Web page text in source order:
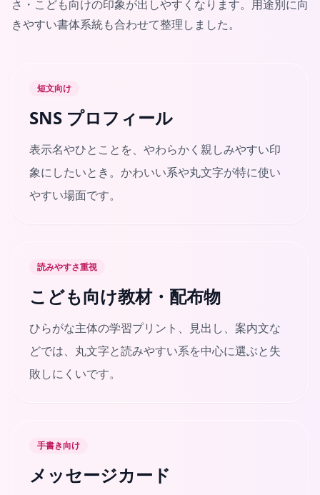
さ・こども向けの印象が出しやすくなります。用途別に向
きやすい書体系統も合わせて整理しました。
短文向け
SNS プロフィール
表示名やひとことを、やわらかく親しみやすい印
象にしたいとき。かわいい系や丸文字が特に使い
やすい場面です。
読みやすさ重視
こども向け教材・配布物
ひらがな主体の学習プリント、見出し、案内文な
どでは、丸文字と読みやすい系を中心に選ぶと失
敗しにくいです。
手書き向け
メッセージカード